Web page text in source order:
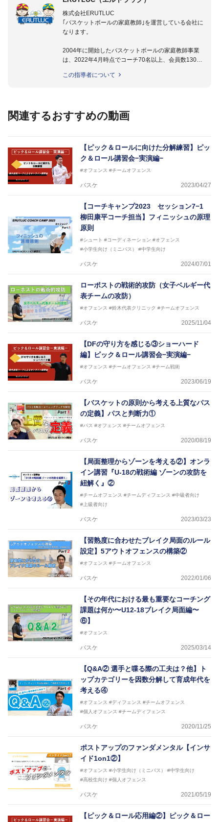
株式会社ERUTLUC
｢バスケットボールの家庭教師｣を運営している会社に
なります。
2004年に開始したバスケットボールの家庭教師事業
は、2022年4月時点でコーチ70名以上、会員数1300
指導実績多数・各地講習会なども担当しており、「は
など多くの書籍・DVDも監修しています。
2016年U12ナショナルキャンプヘッドコーチ
2016年U13ナショナルキャンプヘッドコーチ
2016年男子日本代表サポートコーチ
2017年U12ナショナルキャンプヘッドコーチ
2017年U13ナショナルキャンプヘッドコーチ
2017年男子日本代表サポートコーチ
リーコーチ
2018年U12ナショナルキャンプヘッドコーチ
2018年U13ナショナルキャンプヘッドコーチ
2018年～2021年男子日本代表サポートコーチ
2021年～女子日本代表アシスタントコーチ
この指導者について
関連するおすすめの動画
【ピック＆ロールに向けた分解練習】ピッ
ク＆ロール講習会−実演編−
#オフェンス #チームオフェンス
バスケ 2023/04/27
【コーチキャンプ2023 セッション7−1
柳田康平コーチ担当】フィニッシュの原理
原則
#シュート #コーディネーション #オフェンス
#小学生向け（ミニバス）
#中学生向け
バスケ 2024/07/01
ローポストの戦術的攻防（女子ベルギー代
表チームの攻防）
#オフェンス #鈴木代表クリニック #チームオフェンス
バスケ 2025/11/04
【DFの守り方を感じる③ショーハード
編】ピック＆ロール講習会−実演編−
#オフェンス #チームオフェンス #チーム戦術
バスケ 2023/06/19
【バスケットの原則から考える上質なパス
の定義】パスと判断力①
#パス #オフェンス #チームオフェンス
バスケ 2020/08/19
【局面整理からゾーンを考える②】オンラ
イン講習『U-18の戦術編 ゾーンの攻防を
紐解く』②
#チームオフェンス #チームディフェンス #中級者向け
#上級者向け
バスケ 2023/03/23
【習熟度に合わせたブレイク局面のルール
設定】5アウトオフェンスの構築②
#オフェンス #チームオフェンス
バスケ 2022/01/06
【その年代における最も重要なコーチング
課題は何か〜U12-18ブレイク局面編〜
⑥】
#オフェンス
バスケ 2025/03/14
【Q&A② 選手と喋る際の工夫は？他】ト
ップカテゴリーを因数分解して育成年代を
考える④
#オフェンス #ディフェンス #チームオフェンス
#個人オフェンス #チームディフェンス
バスケ 2020/11/25
ポストアップのファンダメンタル【インサ
イド1on1②】
#オフェンス #小学生向け（ミニバス）
#中学生向け
#高校生向け #個人オフェンス
バスケ 2021/05/19
【ピック＆ロール応用編②】ピック＆ロー